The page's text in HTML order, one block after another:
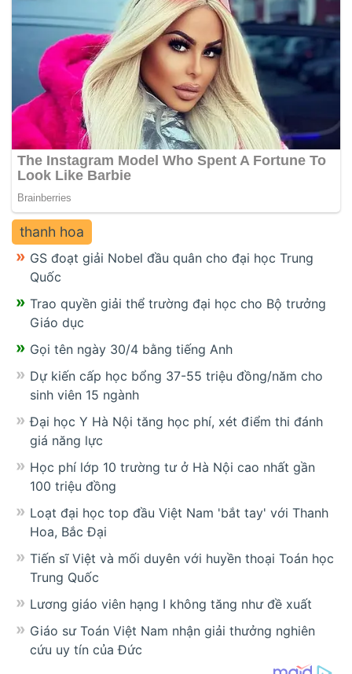
thanh hoa
GS đoạt giải Nobel đầu quân cho đại học Trung
Quốc
Trao quyền giải thể trường đại học cho Bộ trưởng
Giáo dục
Gọi tên ngày 30/4 bằng tiếng Anh
Dự kiến cấp học bổng 37-55 triệu đồng/năm cho
sinh viên 15 ngành
Đại học Y Hà Nội tăng học phí, xét điểm thi đánh
giá năng lực
Học phí lớp 10 trường tư ở Hà Nội cao nhất gần
100 triệu đồng
Loạt đại học top đầu Việt Nam 'bắt tay' với Thanh
Hoa, Bắc Đại
Tiến sĩ Việt và mối duyên với huyền thoại Toán học
Trung Quốc
Lương giáo viên hạng I không tăng như đề xuất
Giáo sư Toán Việt Nam nhận giải thưởng nghiên
cứu uy tín của Đức